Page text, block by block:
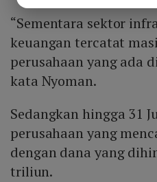
“Sementara sektor
keuangan tercatat
perusahaan yang ada
kata Nyoman.
Sedangkan hingga 31
perusahaan yang
dengan dana yang
triliun.